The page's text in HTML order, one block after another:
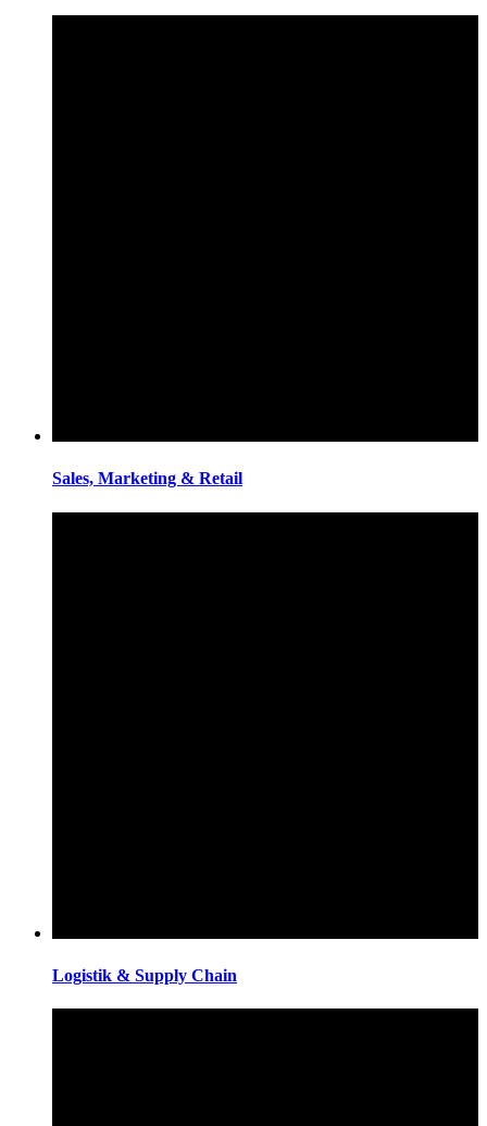
Sales, Marketing & Retail
Logistik & Supply Chain